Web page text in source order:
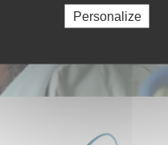
Personalize